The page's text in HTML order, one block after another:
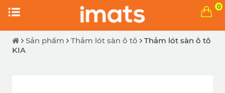
0
Sản phẩm Thảm lót sàn ô tô
Thảm lót sàn ô tô
KIA